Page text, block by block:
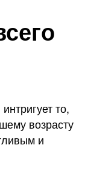
то,
возрасту
и